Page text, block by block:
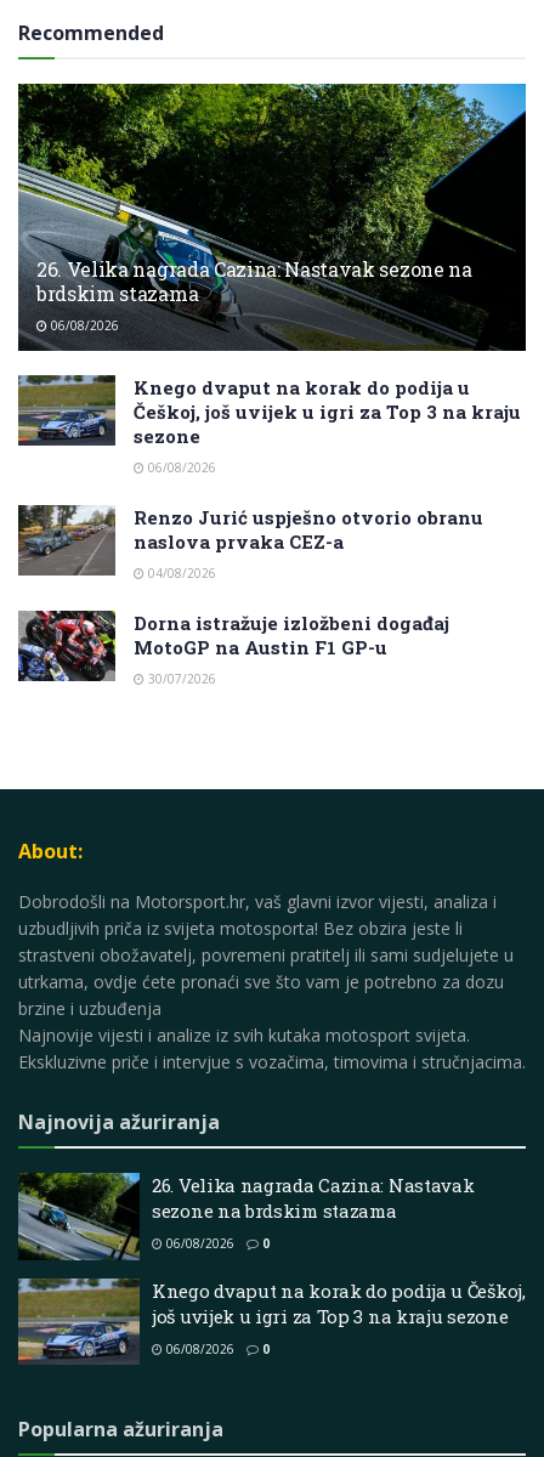
Recommended
26. Velika nagrada Cazina: Nastavak sezone na
brdskim stazama
06/08/2026
Knego dvaput na korak do podija u
Češkoj, još uvijek u igri za Top 3 na kraju
sezone
06/08/2026
Renzo Jurić uspješno otvorio obranu
naslova prvaka CEZ-a
04/08/2026
Dorna istražuje izložbeni događaj
MotoGP na Austin F1 GP-u
30/07/2026
About:
Dobrodošli na Motorsport.hr, vaš glavni izvor vijesti, analiza i
uzbudljivih priča iz svijeta motosporta! Bez obzira jeste li
strastveni obožavatelj, povremeni pratitelj ili sami sudjelujete u
utrkama, ovdje ćete pronaći sve što vam je potrebno za dozu
brzine i uzbuđenja
Najnovije vijesti i analize iz svih kutaka motosport svijeta.
Ekskluzivne priče i intervjue s vozačima, timovima i stručnjacima.
Najnovija ažuriranja
26. Velika nagrada Cazina: Nastavak
sezone na brdskim stazama
06/08/2026 0
Knego dvaput na korak do podija u Češkoj,
još uvijek u igri za Top 3 na kraju sezone
06/08/2026 0
Popularna ažuriranja